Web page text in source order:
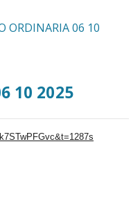
ORDINARIA 06 10
10 2025